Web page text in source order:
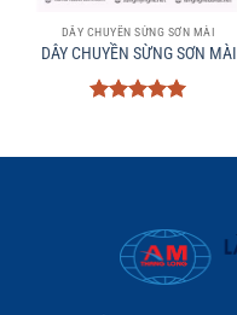
DÂY CHUYỀN SỪNG SƠN MÀI
DÂY CHUYỀN SỪNG SƠN MÀI
sao